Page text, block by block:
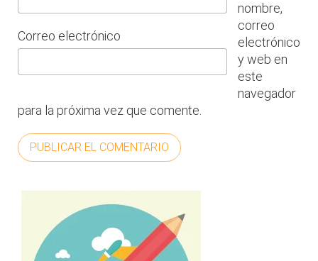
Correo electrónico
nombre,
correo
electrónico
y web en
este
navegador
para la próxima vez que comente.